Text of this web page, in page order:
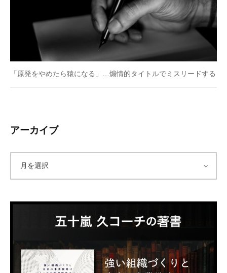
「原発をやめたら猿になる」…煽情的タイトルでミスリードする
アーカイブ